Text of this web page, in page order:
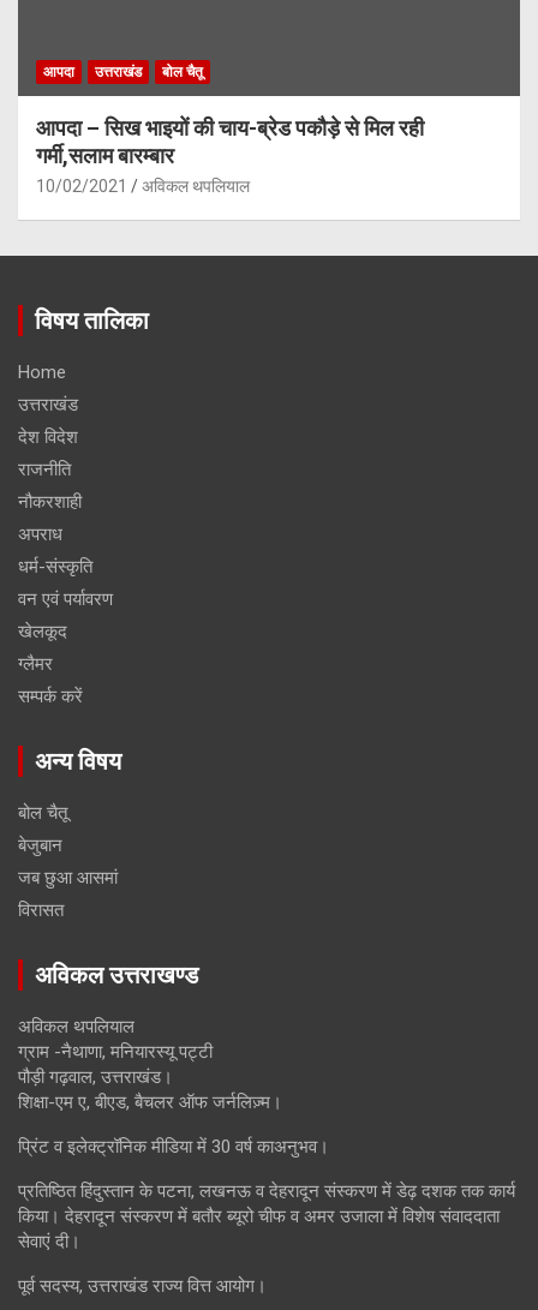
आपदा उत्तराखंड बोल चैतू
आपदा – सिख भाइयों की चाय-ब्रेड पकौड़े से मिल रही
गर्मी,सलाम बारम्बार
10/02/2021 अविकल थपलियाल
विषय तालिका
Home
उत्तराखंड
देश विदेश
राजनीति
नौकरशाही
अपराध
धर्म-संस्कृति
वन एवं पर्यावरण
खेलकूद
ग्लैमर
सम्पर्क करें
अन्य विषय
बोल चैतू
बेजुबान
जब छुआ आसमां
विरासत
अविकल उत्तराखण्ड
अविकल थपलियाल
ग्राम -नैथाणा, मनियारस्यू पट्टी
पौड़ी गढ़वाल, उत्तराखंड।
शिक्षा-एम ए, बीएड, बैचलर ऑफ जर्नलिज़्म।
प्रिंट व इलेक्ट्रॉनिक मीडिया में 30 वर्ष काअनुभव।
प्रतिष्ठित हिंदुस्तान के पटना, लखनऊ व देहरादून संस्करण में डेढ़ दशक तक कार्य
किया। देहरादून संस्करण में बतौर ब्यूरो चीफ व अमर उजाला में विशेष संवाददाता
सेवाएं दी।
पूर्व सदस्य, उत्तराखंड राज्य वित्त आयोग।